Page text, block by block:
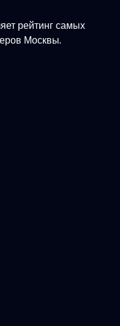
рейтинг самых
Москвы.